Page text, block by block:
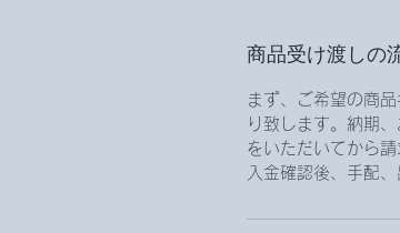
商品受け渡しの
まず、ご希望の商
り致します。納期
をいただいてから
入金確認後、手配